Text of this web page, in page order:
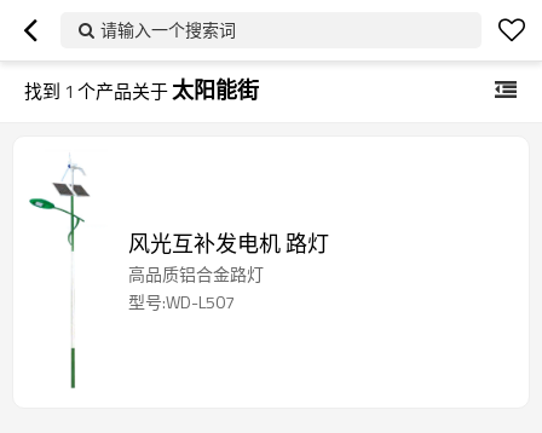
请输入一个搜索词
找到 1 个产品关于太阳能街
风光互补发电机 路灯
高品质铝合金路灯
型号:WD-L507